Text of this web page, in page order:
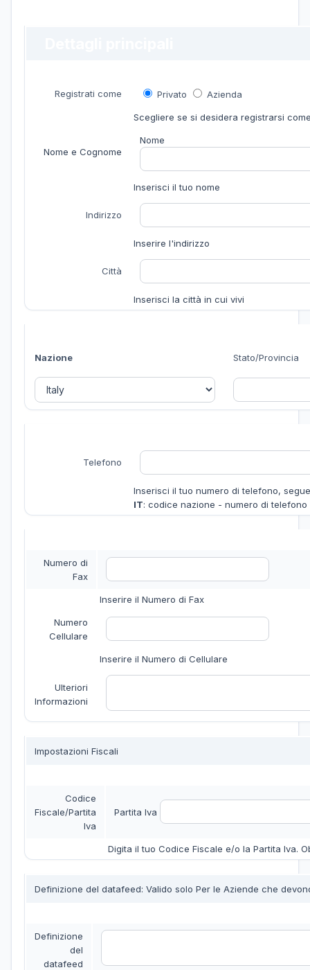
Registrati come Privato Azienda
Scegliere se si desidera registrarsi
Nome e Cognome
Nome
Inserisci il tuo nome
Indirizzo
Inserire l'indirizzo
Città
Inserisci la città in cui vivi
Nazione Stato/Provincia
Telefono
Inserisci il tuo numero di telefono,
IT: codice nazione - numero di
Numero di
Fax
Inserire il Numero di Fax
Numero
Cellulare
Inserire il Numero di Cellulare
Ulteriori
Informazioni
Impostazioni Fiscali
Codice
Fiscale/Partita
Iva
Partita Iva
Digita il tuo Codice Fiscale e/o la Partita Iva.
Definizione del datafeed: Valido solo Per le Aziende che
Definizione
del
datafeed